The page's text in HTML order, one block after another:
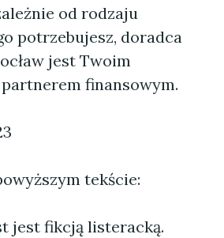
od rodzaju
potrzebujesz, doradca
jest Twoim
finansowym.
tekście:
jest fikcją listeracką.